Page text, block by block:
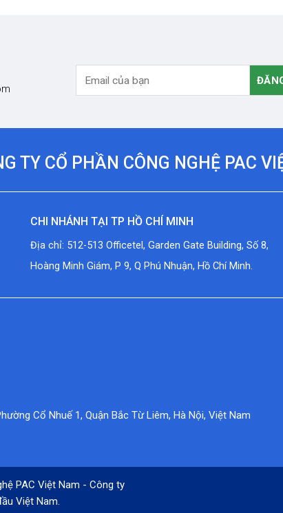
TY CỔ PHẦN CÔNG NGHỆ PAC
CHI NHÁNH TẠI TP HỒ CHÍ MINH
Địa chỉ: 512-513 Officetel, Garden Gate Building, Số 8,
Hoàng Minh Giám, P 9, Q Phú Nhuận, Hồ Chí Minh.
Cổ Nhuế 1, Quận Bắc Từ Liêm, Hà Nội, Việt Nam
PAC Việt Nam - Công ty
Việt Nam.